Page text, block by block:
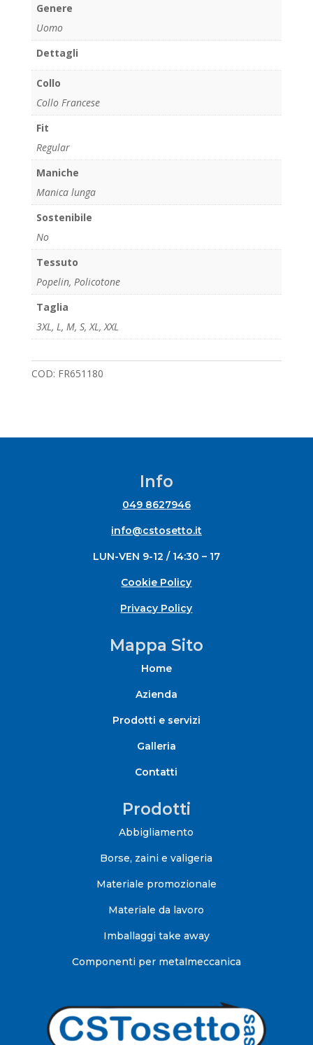
Genere
Uomo
Dettagli
Collo
Collo Francese
Fit
Regular
Maniche
Manica lunga
Sostenibile
No
Tessuto
Popelin, Policotone
Taglia
3XL , L , M, S, XL , XXL
COD: FR651180
Info
049 8627946
info@cstosetto.it
LUN-VEN 9-12 / 14:30 – 17
Cookie Policy
Privacy Policy
Mappa Sito
Home
Azienda
Prodotti e servizi
Galleria
Contatti
Prodotti
Abbigliamento
Borse, zaini e valigeria
Materiale promozionale
Materiale da lavoro
Imballaggi take away
Componenti per metalmeccanica